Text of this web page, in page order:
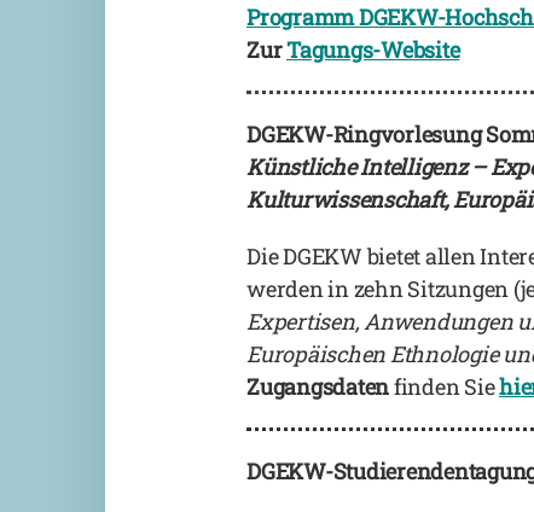
Programm DGEKW-
ZurTagungs-Website
DGEKW-Ringvorlesung
Künstliche Intelligenz –
Kulturwissenschaft,
Die DGEKW bietet allen
werden in zehn Sitzungen
Expertisen, Anwendungen
Europäischen Ethnologie
Zugangsdatenfinden Sie
DGEKW-